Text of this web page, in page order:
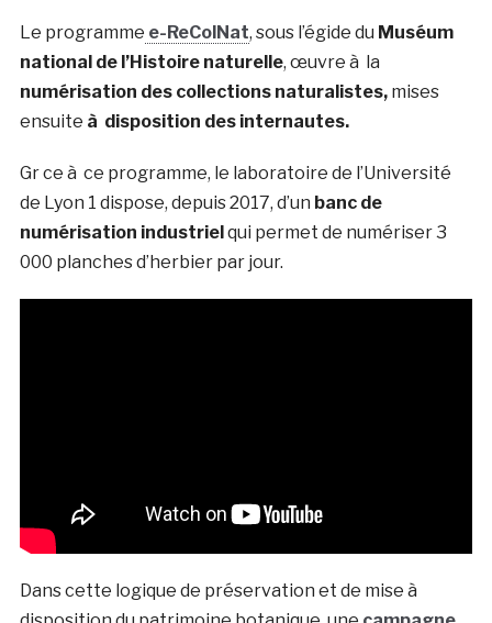
Le programme e-ReColNat, sous l’égide du Muséum
national de l’Histoire naturelle, œuvre à la
numérisation des collections naturalistes, mises
ensuite à disposition des internautes.
Gr ce à ce programme, le laboratoire de l’Université
de Lyon 1 dispose, depuis 2017, d’un banc de
numérisation industriel qui permet de numériser 3
000 planches d’herbier par jour.
Dans cette logique de préservation et de mise à